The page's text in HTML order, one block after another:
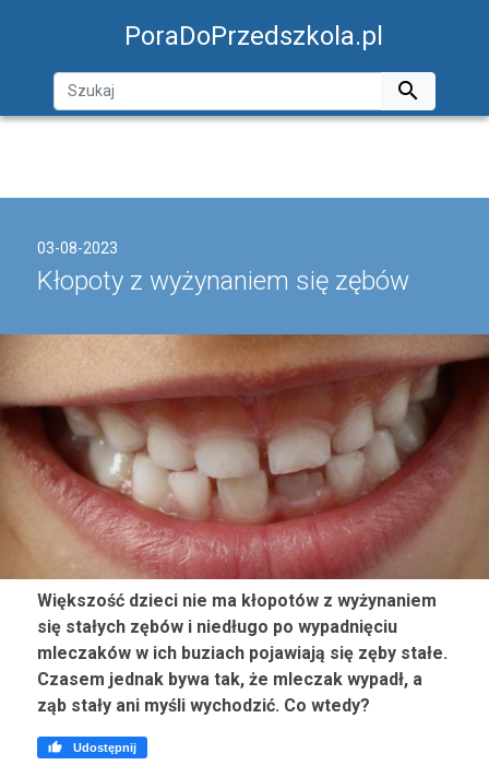
PoraDoPrzedszkola.pl

03-08-2023
Kłopoty z wyżynaniem się zębów
Większość dzieci nie ma kłopotów z wyżynaniem
się stałych zębów i niedługo po wypadnięciu
mleczaków w ich buziach pojawiają się zęby stałe.
Czasem jednak bywa tak, że mleczak wypadł, a
ząb stały ani myśli wychodzić. Co wtedy?
 Udostępnij